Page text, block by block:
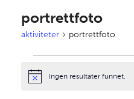
portrettfoto
aktiviteter portrettfoto
NoticeIngen resultater funnet.